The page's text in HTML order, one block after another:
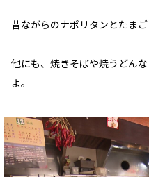
昔ながらのナポリタンとたまご
他にも、焼きそばや焼うどん
よ。